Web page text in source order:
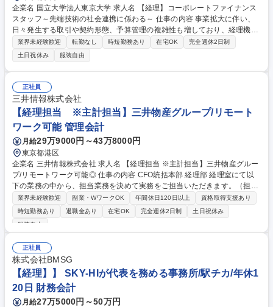
企業名 国立大学法人東京大学 求人名 【経理】コーポレートファイナンス
スタッフ～先端技術の社会連携に係わる～ 仕事の内容 事業拡大に伴い、
日々発生する取引や契約形態、予算管理の複雑性も増しており、経理機能
の強化が急務となっています。国の研究プロジェクト等、一般的な事業会
社とは異なる会計処理や予算管理が求められるます。 ・日次・月次・年次
の経理業務・仕訳入力、伝票処理、請求書管理 ・支払処理、入出金管理・
月次・年次決算業務・税務対応、納税関連業務 ・経費精算対応・会計ソフ
トの運用管理・顧問税理士、監査法人など外部専門家との連携・新規事業
や新たな取引発生時の会計処理整理 ・社内メンバーへのヒアリング、取引
内容の整理 ・各種プロジェクトの予算・会計管理サポート 募集職種 【経
理】コーポレートファイナンススタッフ～先端技術の社会連携に係わる～
業界未経験歓迎 転勤なし 時短勤務あり 在宅OK
完全週休2日制
土日祝休み
服装自由
正社員
三井情報株式会社
【経理担当 ※主計担当】三井物産グループ/リモート
ワーク可能 管理会計
月給29万9000円～43万8000円
東京都港区
企業名 三井情報株式会社 求人名 【経理担当 ※主計担当】三井物産グルー
プ/リモートワーク可能◎ 仕事の内容 CFO統括本部 経理部 経理室にて以
下の業務の中から、担当業務を決めて実務をご担当いただきます。（担当
業務は、ご経験を踏まえて決定いたします。） ■振替伝票の起票 ■決算資
料の作成 ■決算業務プロセスの改善 ■営業部署等からの会計/税務相談対応
■監査法人対応 【プロジェクト例】■生産性向上への取り組み ■業務標準化
トワーク可能◎
業界未経験歓迎 副業・WワークOK 年間休日120日以上
資格取得支援あり
時短勤務あり
退職金あり 在宅OK 完全週休2日制
土日祝休み
服装自由
正社員
株式会社BMSG
【経理】】 SKY-HIが代表を務める事務所/駅チカ/年休1
20日 財務会計
月給27万5000円～50万円